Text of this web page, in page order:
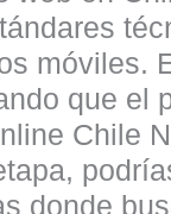
móviles.
que el
Chile
donde